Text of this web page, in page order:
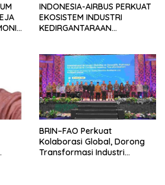
INDONESIA-AIRBUS PERKUAT
EKOSISTEM INDUSTRI
KEDIRGANTARAAN
BRIN–FAO Perkuat
Kolaborasi Global, Dorong
Transformasi Industri